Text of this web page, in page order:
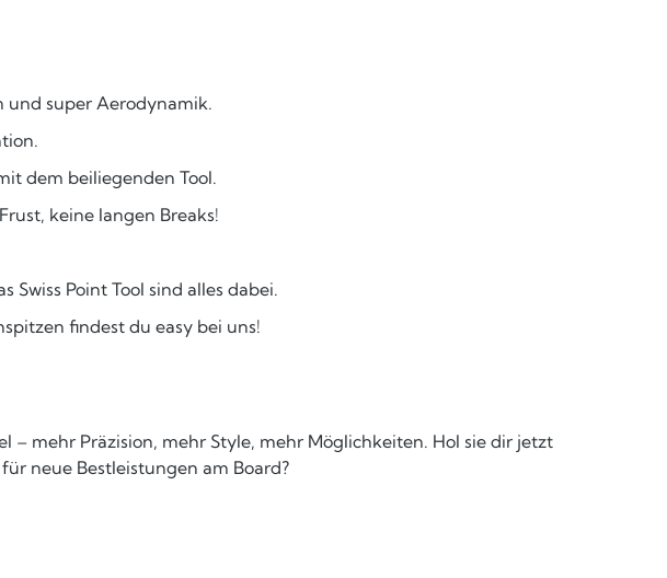
und super Aerodynamik.
dem beiliegenden Tool.
keine langen Breaks!
Point Tool sind alles dabei.
findest du easy bei uns!
– mehr Präzision, mehr Style, mehr Möglichkeiten. Hol sie dir jetzt
neue Bestleistungen am Board?